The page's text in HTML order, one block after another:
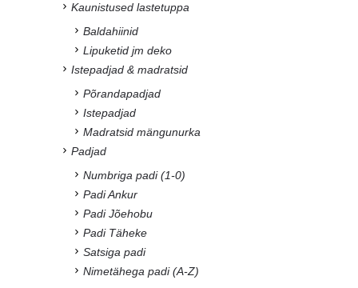
Kaunistused lastetuppa
Baldahiinid
Lipuketid jm deko
Istepadjad & madratsid
Põrandapadjad
Istepadjad
Madratsid mängunurka
Padjad
Numbriga padi (1-0)
Padi Ankur
Padi Jõehobu
Padi Täheke
Satsiga padi
Nimetähega padi (A-Z)